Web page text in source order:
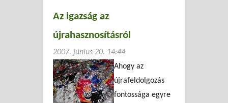
Az igazság az
újrahasznosításról
2007. június 20. 14:44
Ahogy az
újrafeldolgozás
fontossága egyre